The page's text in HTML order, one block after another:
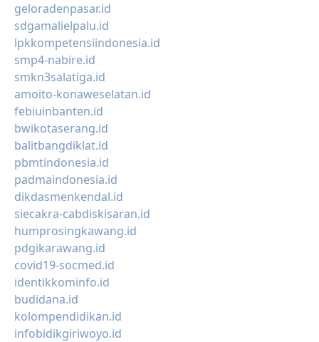
geloradenpasar.id
sdgamalielpalu.id
lpkkompetensiindonesia.id
smp4-nabire.id
smkn3salatiga.id
amoito-konaweselatan.id
febiuinbanten.id
bwikotaserang.id
balitbangdiklat.id
pbmtindonesia.id
padmaindonesia.id
dikdasmenkendal.id
siecakra-cabdiskisaran.id
humprosingkawang.id
pdgikarawang.id
covid19-socmed.id
identikkominfo.id
budidana.id
kolompendidikan.id
infobidikgiriwoyo.id